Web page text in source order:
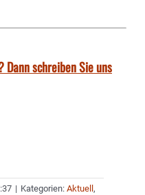
schreiben Sie uns
| Kategorien: Aktuell ,